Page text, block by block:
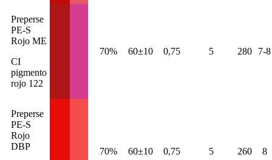
Preperse
PE-S
Rojo ME
CI
pigmento
rojo 122
70% 60±10 0,75 5 280 7-8
Preperse
PE-S
Rojo
DBP
70% 60±10 0,75 5 260 8